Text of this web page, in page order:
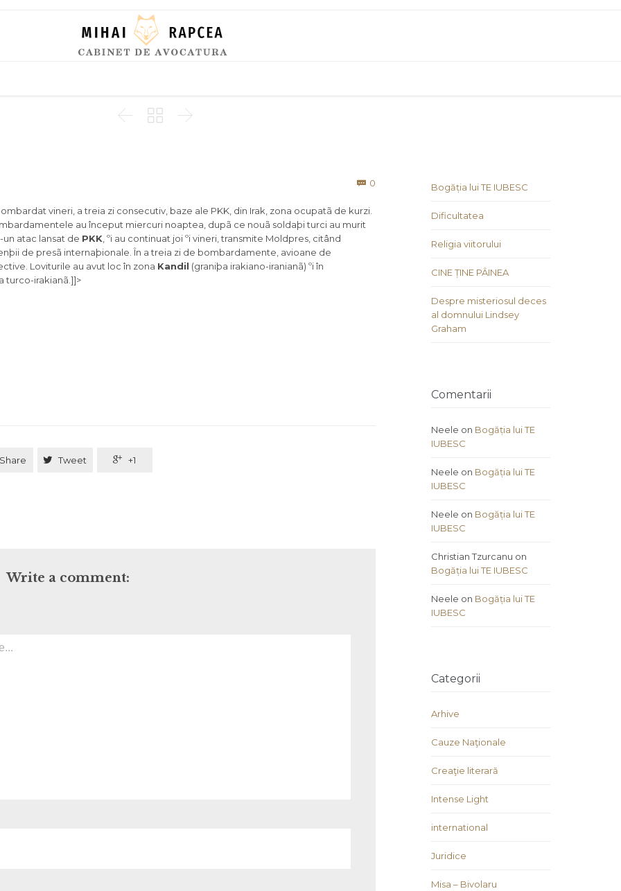
  
 0
vineri, a treia zi consecutiv, baze ale PKK, din Irak, zona ocupatã de kurzi.
au început miercuri noaptea, dupã ce nouã soldaþi turci au murit
un atac lansat de PKK , ºi au continuat joi ºi vineri, transmite Moldpres, citând
de presã internaþionale. În a treia zi de bombardamente, avioane de
Loviturile au avut loc în zona Kandil (graniþa irakiano-iranianã) ºi în
turco-irakianã.]]>
Share  Tweet  +1
Write a comment:
Bogăția lui TE IUBESC
Dificultatea
Religia viitorului
CINE ȚINE PÂINEA
Despre misteriosul deces
al domnului Lindsey
Graham
Comentarii
Neele on Bogăția lui TE
IUBESC
Neele on Bogăția lui TE
IUBESC
Neele on Bogăția lui TE
IUBESC
Christian Tzurcanu on
Bogăția lui TE IUBESC
Neele on Bogăția lui TE
IUBESC
Categorii
Arhive
Cauze Naţionale
Creaţie literară
Intense Light
international
Juridice
Misa – Bivolaru